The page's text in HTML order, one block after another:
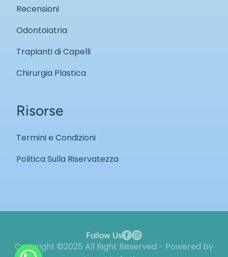
Recensioni
Odontoiatria
Trapianti di Capelli
Chirurgia Plastica
Risorse
Termini e Condizioni
Politica Sulla Riservatezza
Follow Us
Copyright ©2025 All Right Reserved - Powered by